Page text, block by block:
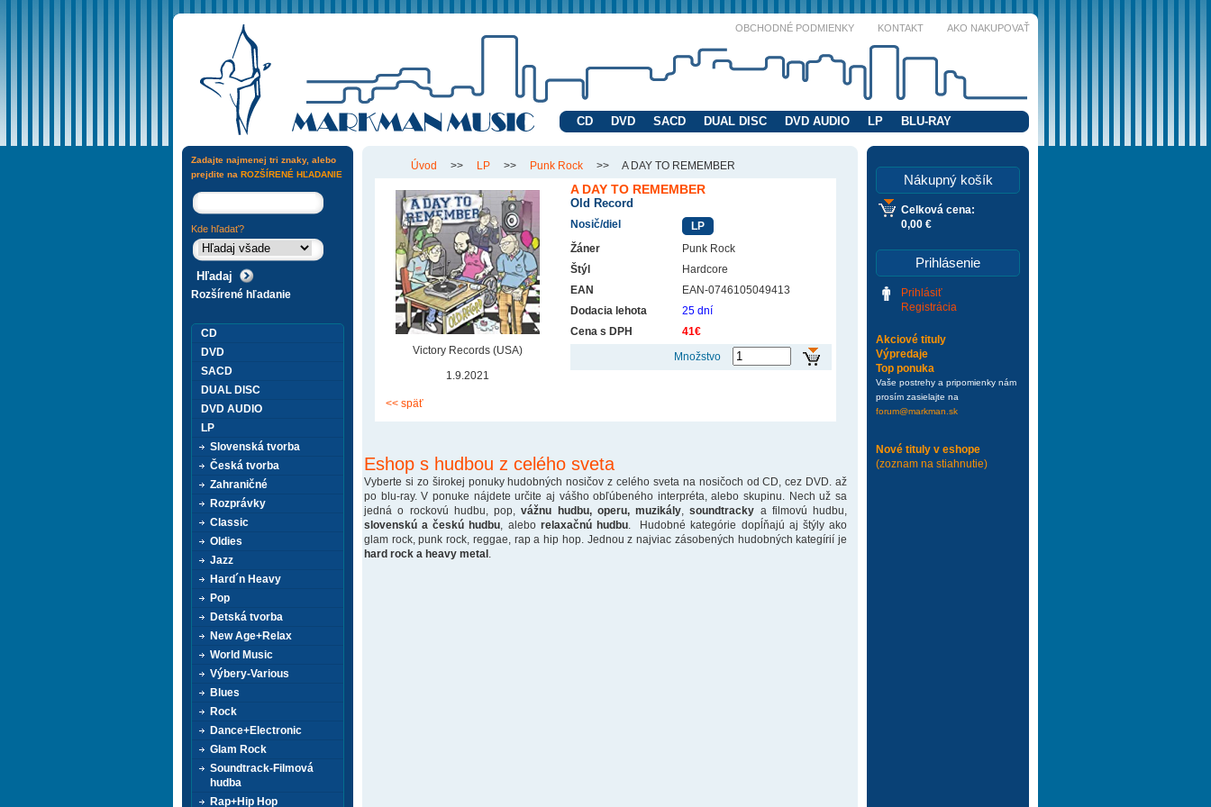
OBCHODNÉ PODMIENKY KONTAKT AKO NAKUPOVAŤ
CD DVD SACD DUAL DISC DVD AUDIO LP BLU-RAY
Úvod >> LP >> Punk Rock >> A DAY TO REMEMBER
Victory Records (USA)
1.9.2021
A DAY TO REMEMBER
Old Record
Nosič/diel
LP
Žáner
Punk Rock
Štýl
Hardcore
EAN
EAN-0746105049413
Dodacia lehota
25 dní
Cena s DPH
41€
Množstvo
<< späť
Eshop s hudbou z celého sveta
Vyberte si zo širokej ponuky hudobných nosičov z celého sveta na nosičoch od CD, cez DVD. až
po blu-ray. V ponuke nájdete určite aj vášho obľúbeného interpréta, alebo skupinu. Nech už sa
jedná o rockovú hudbu, pop,vážnu hudbu, operu, muzikály ,soundtracky a filmovú hudbu,
slovenskú a českú hudbu , alebo relaxačnú hudbu. Hudobné kategórie dopĺňajú aj štýly ako
glam rock, punk rock, reggae, rap a hip hop. Jednou z najviac zásobených hudobných kategírií je
hard rock a heavy metal
Nákupný košík
Celková cena:
0,00 €
Prihlásenie
Prihlásiť
Registrácia
Akciové tituly
Výpredaje
Top ponuka
Vaše postrehy a pripomienky nám
prosím zasielajte na
forum@markman.sk
Nové tituly v eshope
(zoznam na stiahnutie)
Zadajte najmenej tri znaky, alebo
prejdite na ROZŠÍRENÉ HĽADANIE
Kde hľadať?
Rozšírené hľadanie
CD
DVD
SACD
DUAL DISC
DVD AUDIO
LP
Slovenská tvorba
Česká tvorba
Zahraničné
Rozprávky
Classic
Oldies
Jazz
Hard´n Heavy
Pop
Detská tvorba
New Age+Relax
World Music
Výbery-Various
Blues
Rock
Dance+Electronic
Glam Rock
Soundtrack-Filmová
hudba
Rap+Hip Hop